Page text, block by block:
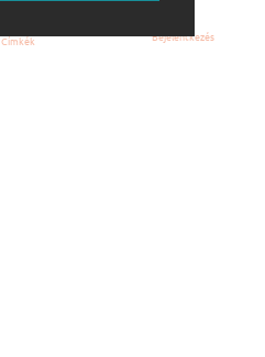
Címkék Bejelentkezés